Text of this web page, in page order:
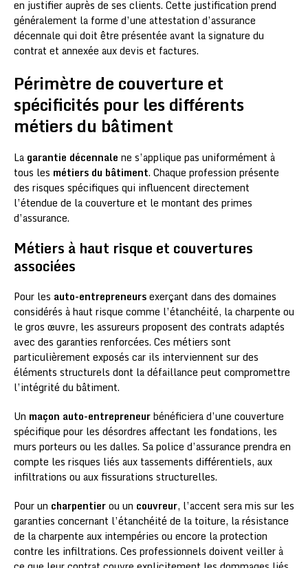
en justifier auprès de ses clients. Cette justification prend
généralement la forme d’une attestation d’assurance
décennale qui doit être présentée avant la signature du
contrat et annexée aux devis et factures.
Périmètre de couverture et
spécificités pour les différents
métiers du bâtiment
La garantie décennale ne s’applique pas uniformément à
tous les métiers du bâtiment. Chaque profession présente
des risques spécifiques qui influencent directement
l’étendue de la couverture et le montant des primes
d’assurance.
Métiers à haut risque et couvertures
associées
Pour les auto-entrepreneursexerçant dans des domaines
considérés à haut risque comme l’étanchéité, la charpente ou
le gros œuvre, les assureurs proposent des contrats adaptés
avec des garanties renforcées. Ces métiers sont
particulièrement exposés car ils interviennent sur des
éléments structurels dont la défaillance peut compromettre
l’intégrité du bâtiment.
Un maçon auto-entrepreneurbénéficiera d’une couverture
spécifique pour les désordres affectant les fondations, les
murs porteurs ou les dalles. Sa police d’assurance prendra en
compte les risques liés aux tassements différentiels, aux
infiltrations ou aux fissurations structurelles.
Pour un charpentierou un couvreur, l’accent sera mis sur les
garanties concernant l’étanchéité de la toiture, la résistance
de la charpente aux intempéries ou encore la protection
contre les infiltrations. Ces professionnels doivent veiller à